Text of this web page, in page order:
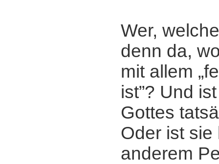
Wer,
denn da,
mit allem
ist”? Und
Gottes
Oder ist sie
anderem